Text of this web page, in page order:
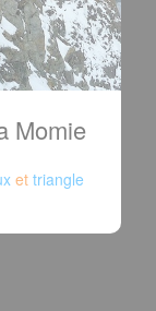
Momie
et triangle